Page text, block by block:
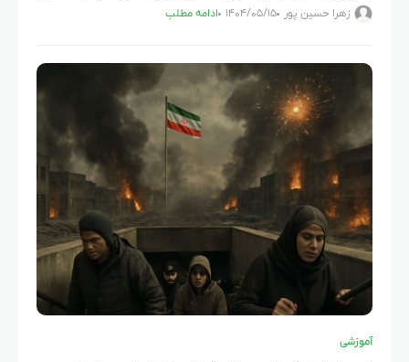
تقاضا و موجی از نااطمینانی مواجه شدند. یکی
زهرا حسین پور ۱۴۰۴/۰۵/۱۵ ادامه مطلب
آموزشی